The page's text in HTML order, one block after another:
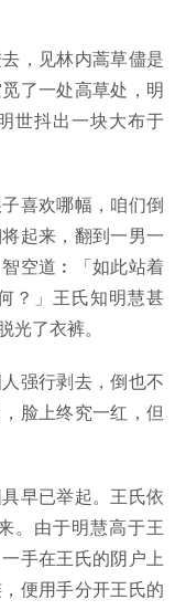
，见林内蒿草儘是
了一处高草处，明
世抖出一块大布于
喜欢哪幅，咱们倒
起来，翻到一男一
空道︰「如此站着
？」王氏知明慧甚
了衣裤。
强行剥去，倒也不
脸上终究一红，但
早已举起。王氏依
。由于明慧高于王
手在王氏的阴户上
便用手分开王氏的